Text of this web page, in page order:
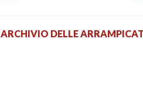
ARCHIVIO DELLE